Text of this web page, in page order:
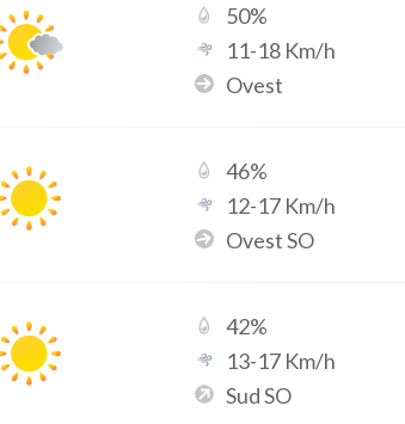
50%
11-18 Km/h
Ovest
46%
12-17 Km/h
Ovest SO
42%
13-17 Km/h
Sud SO